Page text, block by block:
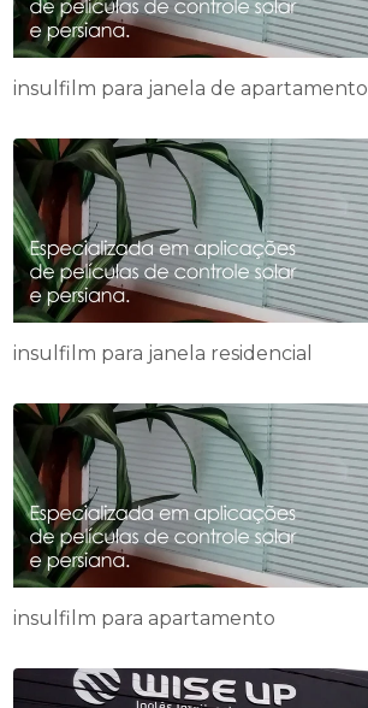
insulfilm para janela de apartamento
insulfilm para janela residencial
insulfilm para apartamento